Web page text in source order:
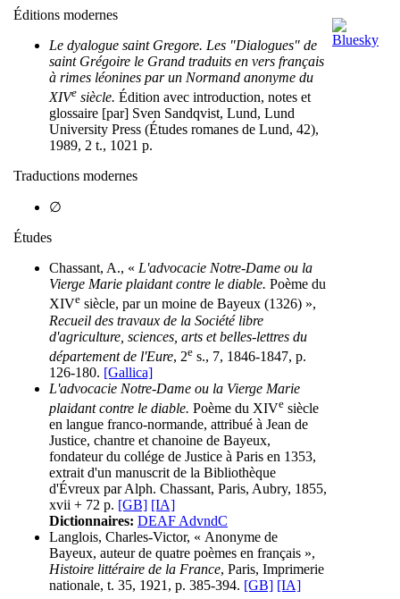
Éditions modernes
Le dyalogue saint Gregore. Les "Dialogues" de
saint Grégoire le Grand traduits en vers français
à rimes léonines par un Normand anonyme du
XIVe siècle. Édition avec introduction, notes et
glossaire [par] Sven Sandqvist, Lund, Lund
University Press (Études romanes de Lund, 42),
1989, 2 t., 1021 p.
Traductions modernes
∅
Études
Chassant, A., « L'advocacie Notre-Dame ou la
Vierge Marie plaidant contre le diable. Poème du
XIVe siècle, par un moine de Bayeux (1326) »,
Recueil des travaux de la Société libre
d'agriculture, sciences, arts et belles-lettres du
département de l'Eure, 2e s., 7, 1846-1847, p.
126-180. [Gallica]
L'advocacie Notre-Dame ou la Vierge Marie
plaidant contre le diable. Poème du XIVe siècle
en langue franco-normande, attribué à Jean de
Justice, chantre et chanoine de Bayeux,
fondateur du collége de Justice à Paris en 1353,
extrait d'un manuscrit de la Bibliothèque
d'Évreux par Alph. Chassant, Paris, Aubry, 1855,
xvii + 72 p. [GB] [IA]
Dictionnaires: DEAF AdvndC
Langlois, Charles-Victor, « Anonyme de
Bayeux, auteur de quatre poèmes en français »,
Histoire littéraire de la France, Paris, Imprimerie
nationale, t. 35, 1921, p. 385-394. [GB] [IA]